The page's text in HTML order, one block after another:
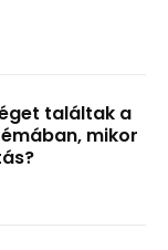
találtak a
mikor